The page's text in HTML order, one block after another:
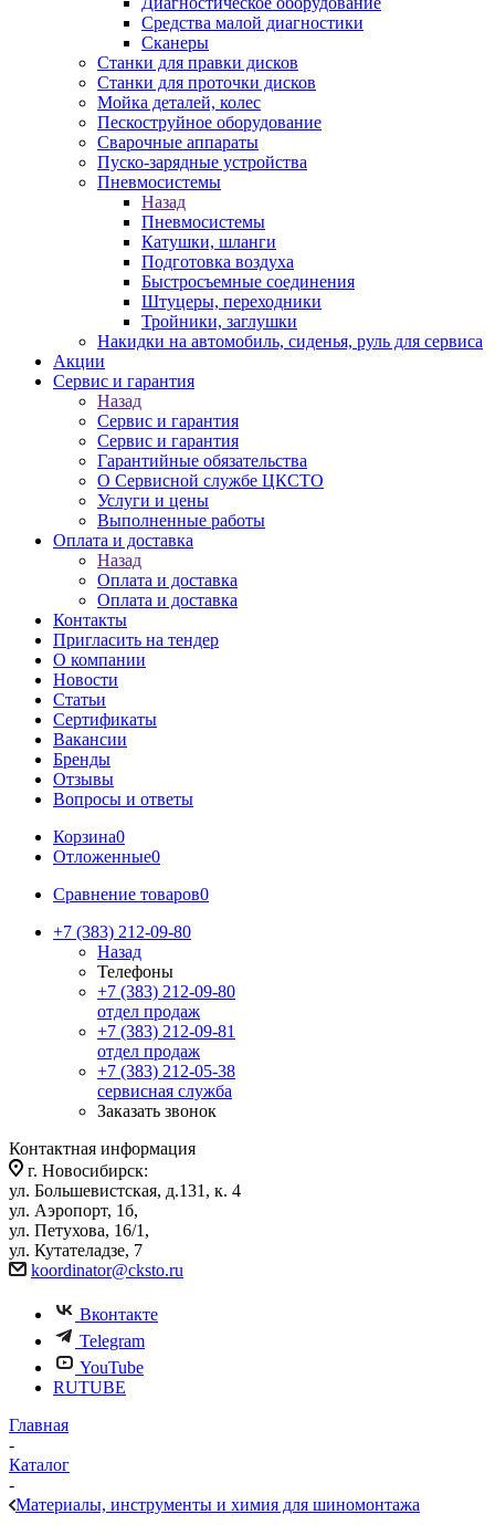
Средства малой диагностики
Сканеры
Станки для правки дисков
Станки для проточки дисков
Мойка деталей, колес
Пескоструйное оборудование
Сварочные аппараты
Пуско-зарядные устройства
Пневмосистемы
Назад
Пневмосистемы
Катушки, шланги
Подготовка воздуха
Быстросъемные соединения
Штуцеры, переходники
Тройники, заглушки
Накидки на автомобиль, сиденья, руль для сервиса
Акции
Сервис и гарантия
Назад
Сервис и гарантия
Сервис и гарантия
Гарантийные обязательства
О Сервисной службе ЦКСТО
Услуги и цены
Выполненные работы
Оплата и доставка
Назад
Оплата и доставка
Оплата и доставка
Контакты
Пригласить на тендер
О компании
Новости
Статьи
Сертификаты
Вакансии
Бренды
Отзывы
Вопросы и ответы
Корзина0
Отложенные0
Сравнение товаров0
+7 (383) 212-09-80
Назад
Телефоны
+7 (383) 212-09-80
отдел продаж
+7 (383) 212-09-81
отдел продаж
+7 (383) 212-05-38
сервисная служба
Заказать звонок
Контактная информация
г. Новосибирск:
ул. Большевистская, д.131, к. 4
ул. Аэропорт, 1б,
ул. Петухова, 16/1,
ул. Кутателадзе, 7
koordinator@cksto.ru
Вконтакте
Telegram
YouTube
RUTUBE
Главная
-
Каталог
-
Материалы, инструменты и химия для шиномонтажа